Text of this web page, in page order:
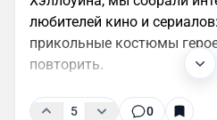
любителей кино и
прикольные костюмы
повторить.
5 0